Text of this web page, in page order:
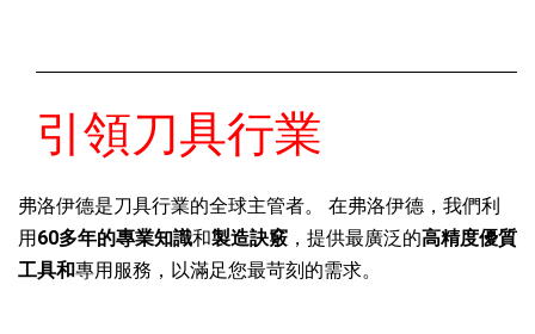
引領刀具行業
弗洛伊德是刀具行業的全球主管者。 在弗洛伊德，我們利
用60多年的專業知識和製造訣竅 ，提供最廣泛的高精度優質
工具和專用服務，以滿足您最苛刻的需求。